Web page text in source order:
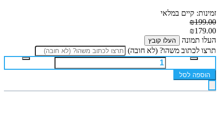
זמינות: קיים במלאי
₪199.00
₪179.00
העלו תמונה
העלו קובץ
תרצו לכתוב משהו? (לא חובה)
הוספה לסל